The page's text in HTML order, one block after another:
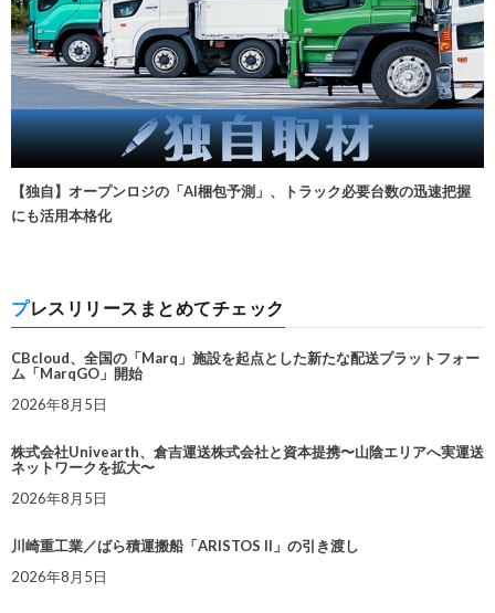
【独自】オープンロジの「AI梱包予測」、トラック必要台数の迅速把握
にも活用本格化
プレスリリースまとめてチェック
CBcloud、全国の「Marq」施設を起点とした新たな配送プラットフォー
ム「MarqGO」開始
2026年8月5日
株式会社Univearth、倉吉運送株式会社と資本提携〜山陰エリアへ実運送
ネットワークを拡大〜
2026年8月5日
川崎重工業／ばら積運搬船「ARISTOS II」の引き渡し
2026年8月5日